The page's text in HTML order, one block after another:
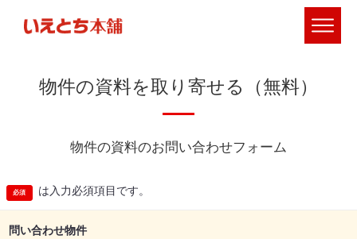
物件の資料を取り寄せる（無料）
物件の資料のお問い合わせフォーム
は入力必須項目です。
問い合わせ物件